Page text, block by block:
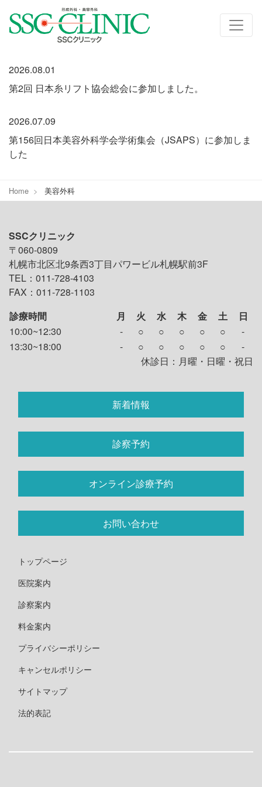
お知らせ
2026.08.01
第2回 日本糸リフト協会総会に参加しました。
2026.07.09
第156回日本美容外科学会学術集会（JSAPS）に参加しま
した
Home 美容外科
SSCクリニック
〒060-0809
札幌市北区北9条西3丁目パワービル札幌駅前3F
TEL：011-728-4103
FAX：011-728-1103
診療時間
月 火 水 木 金 土
日
10:00~12:30
- ○ ○ ○ ○ ○
-
13:30~18:00
- ○ ○ ○ ○ ○
-
休診日：月曜・日曜・祝日
新着情報
診察予約
オンライン診療予約
お問い合わせ
トップページ
医院案内
診察案内
料金案内
プライバシーポリシー
キャンセルポリシー
サイトマップ
法的表記